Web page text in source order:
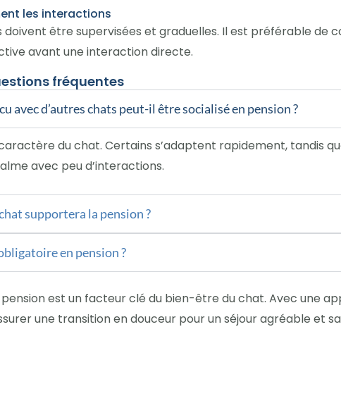
les interactions
être supervisées et graduelles. Il est préférable de
avant une interaction directe.
fréquentes
avec d’autres chats peut-il être socialisé en pension ?
du chat. Certains s’adaptent rapidement, tandis
avec peu d’interactions.
supportera la pension ?
en pension ?
est un facteur clé du bien-être du chat. Avec une
une transition en douceur pour un séjour agréable et